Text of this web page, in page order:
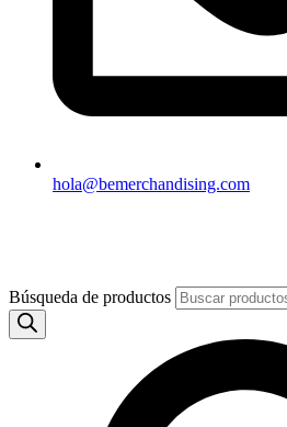
hola@bemerchandising.com
Búsqueda de productos